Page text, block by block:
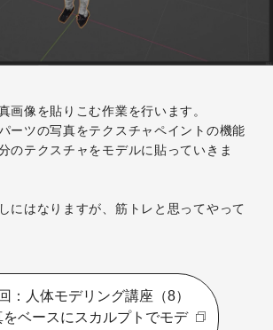
画像を貼りこむ作業を行います。
ーツの写真をテクスチャペイントの機能
のテクスチャをモデルに貼っていきま
にはなりますが、筋トレと思ってやって
：人体モデリング講座（8）
をベースにスカルプトでモデ